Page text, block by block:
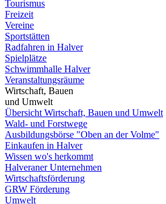
Tourismus
Freizeit
Vereine
Sportstätten
Radfahren in Halver
Spielplätze
Schwimmhalle Halver
Veranstaltungsräume
Wirtschaft, Bauen
und Umwelt
Übersicht Wirtschaft, Bauen und Umwelt
Wald- und Forstwege
Ausbildungsbörse "Oben an der Volme"
Einkaufen in Halver
Wissen wo's herkommt
Halveraner Unternehmen
Wirtschaftsförderung
GRW Förderung
Umwelt